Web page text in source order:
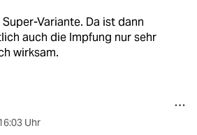
Variante. Da ist dann
auch die Impfung nur sehr
wirksam.
Uhr